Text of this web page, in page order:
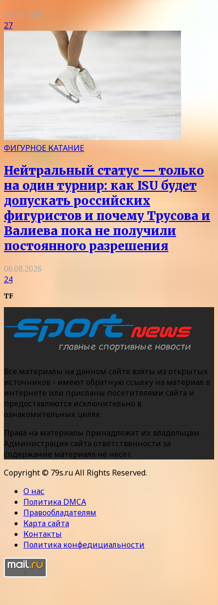
06.08.2026
27
ФИГУРНОЕ КАТАНИЕ
Нейтральный статус — только
на один турнир: как ISU будет
допускать российских
фигуристов и почему Трусова и
Валиева пока не получили
постоянного разрешения
06.08.2026
24
TF
Все материалы на данном сайте взяты из открытых
источников - имеют обратную ссылку на материал в
интернете или присланы посетителями сайта и
предоставляются исключительно в
ознакомительных целях.
Права на материалы принадлежат их владельцам.
Администрация сайта ответственности за
содержание материала не несет.
Copyright © 79s.ru All Rights Reserved.
О нас
Политика DMCA
Правообладателям
Карта сайта
Контакты
Политика конфедициальности